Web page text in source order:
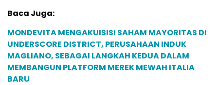
Baca Juga:
MONDEVITA MENGAKUISISI SAHAM MAYORITAS DI
UNDERSCORE DISTRICT, PERUSAHAAN INDUK
MAGLIANO, SEBAGAI LANGKAH KEDUA DALAM
MEMBANGUN PLATFORM MEREK MEWAH ITALIA
BARU